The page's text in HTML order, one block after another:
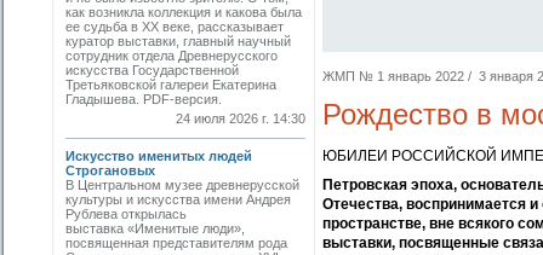
как возникла коллекция и какова была
ее судьба в ХХ веке, рассказывает
куратор выставки, главный научный
сотрудник отдела Древнерусского
искусства Государственной
Третьяковской галереи Екатерина
Гладышева. PDF-версия.
24 июля 2026 г. 14:30
Искусство именитых людей
Строгановых
В Центральном музее древнерусской
культуры и искусства имени Андрея
Рублева открылась
выставка «Именитые люди»,
посвященная представителям рода
ЖМП № 1 январь 2022 / 3 января
Рождество в
ЮБИЛЕИ РОССИЙСКОЙ
Петровская эпоха,
Отечества, воспринимается
пространстве, вне всякого
выставки, посвященные